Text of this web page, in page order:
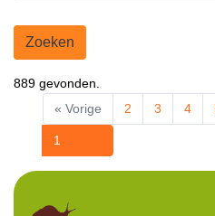
Zoeken
889 gevonden.
« Vorige
1
2 3 4